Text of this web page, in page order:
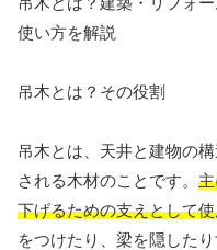
使い方を解説
吊木とは？その役割
吊木とは、天井と建物の
される木材のことです。
下げるための支えとして
をつけたり、梁を隠した